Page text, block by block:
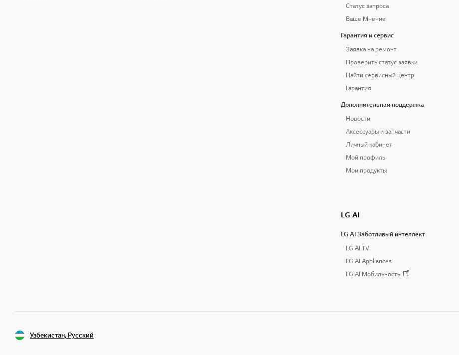
Статус запроса
Ваше Мнение
Гарантия и сервис
Заявка на ремонт
Проверить статус заявки
Найти сервисный центр
Гарантия
Дополнительная поддержка
Новости
Аксессуары и запчасти
Личный кабинет
Мой профиль
Мои продукты
LG AI
LG AI Заботливый интеллект
LG AI TV
LG AI Appliances
LG AI Мобильность
Узбекистан, Русский